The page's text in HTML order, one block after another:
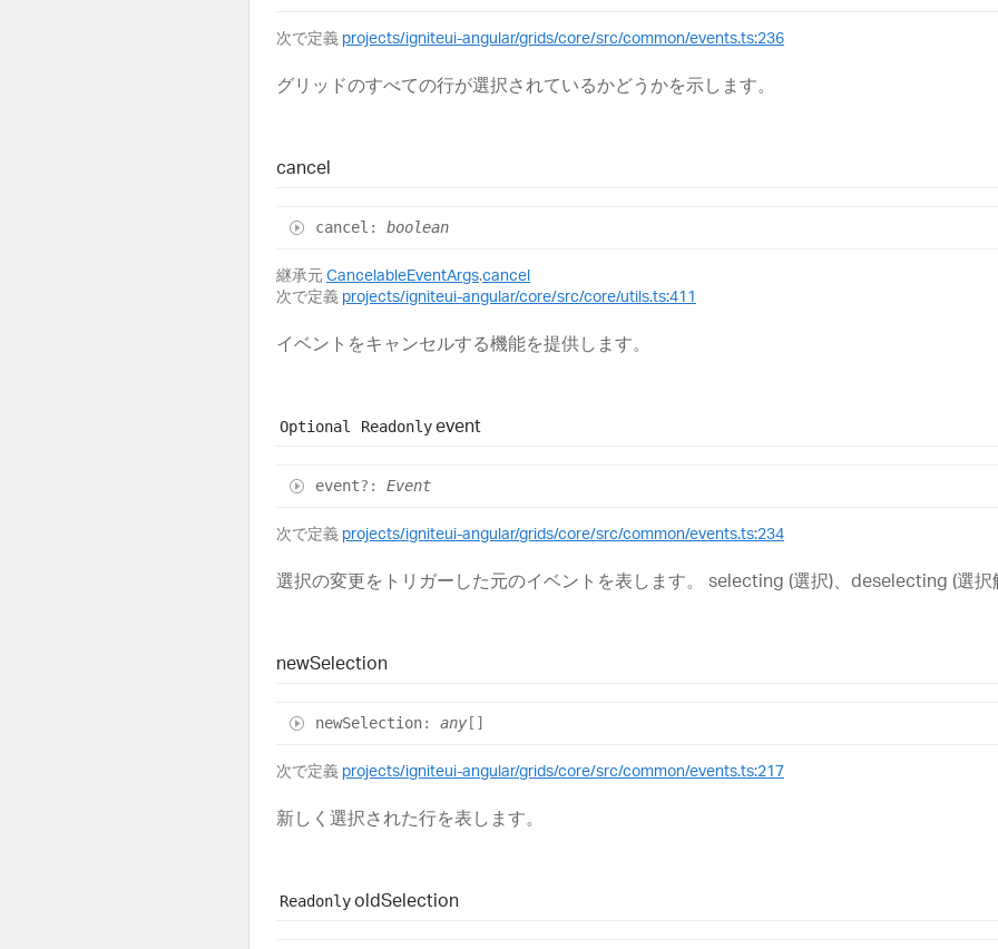
次で定義 projects/igniteui-angular/grids/core/src/common/events.ts:236
グリッドのすべての行が選択されているかどうかを示します。
cancel
cancel : boolean
継承元CancelableEventArgs.cancel
次で定義 projects/igniteui-angular/core/src/core/utils.ts:411
イベントをキャンセルする機能を提供します。
Optional Readonlyevent
event?: Event
次で定義 projects/igniteui-angular/grids/core/src/common/events.ts:234
選択の変更をトリガーした元のイベントを表します。 selecting (選択)、deselecting (選択
newSelection
newSelection: any []
次で定義 projects/igniteui-angular/grids/core/src/common/events.ts:217
新しく選択された行を表します。
Readonly oldSelection